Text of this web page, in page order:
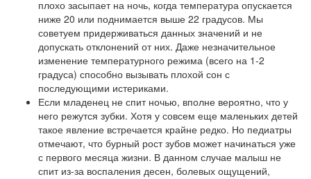
плохо засыпает на ночь, когда температура опускается
ниже 20 или поднимается выше 22 градусов. Мы
советуем придерживаться данных значений и не
допускать отклонений от них. Даже незначительное
изменение температурного режима (всего на 1-2
градуса) способно вызывать плохой сон с
последующими истериками.
Если младенец не спит ночью, вполне вероятно, что у
него режутся зубки. Хотя у совсем еще маленьких детей
такое явление встречается крайне редко. Но педиатры
отмечают, что бурный рост зубов может начинаться уже
с первого месяца жизни. В данном случае малыш не
спит из-за воспаления десен, болевых ощущений,